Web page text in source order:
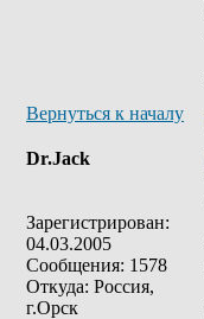
Вернуться к началу
Dr.Jack
Зарегистрирован:
04.03.2005
Сообщения: 1578
Откуда: Россия,
г.Орск